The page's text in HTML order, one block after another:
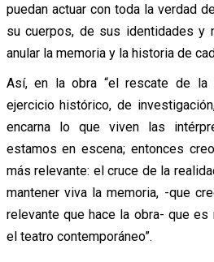
puedan actuar con toda la verdad
su cuerpos, de sus identidades y
anular la memoria y la historia de
Así, en la obra “el rescate de
ejercicio histórico, de
encarna lo que viven las
estamos en escena; entonces
más relevante: el cruce de la
mantener viva la memoria, -que
relevante que hace la obra- que
el teatro contemporáneo”.